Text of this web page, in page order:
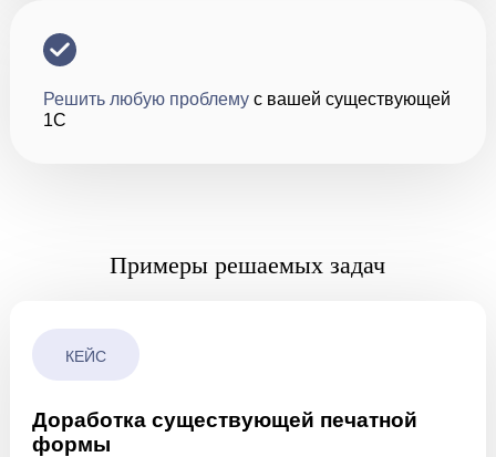
Решить любую проблемус вашей существующей
1С
Примеры решаемых задач
КЕЙС
Доработка существующей печатной
формы